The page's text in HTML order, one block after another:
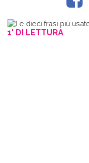
1' DI LETTURA